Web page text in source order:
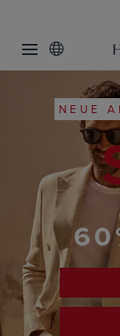
NEUE